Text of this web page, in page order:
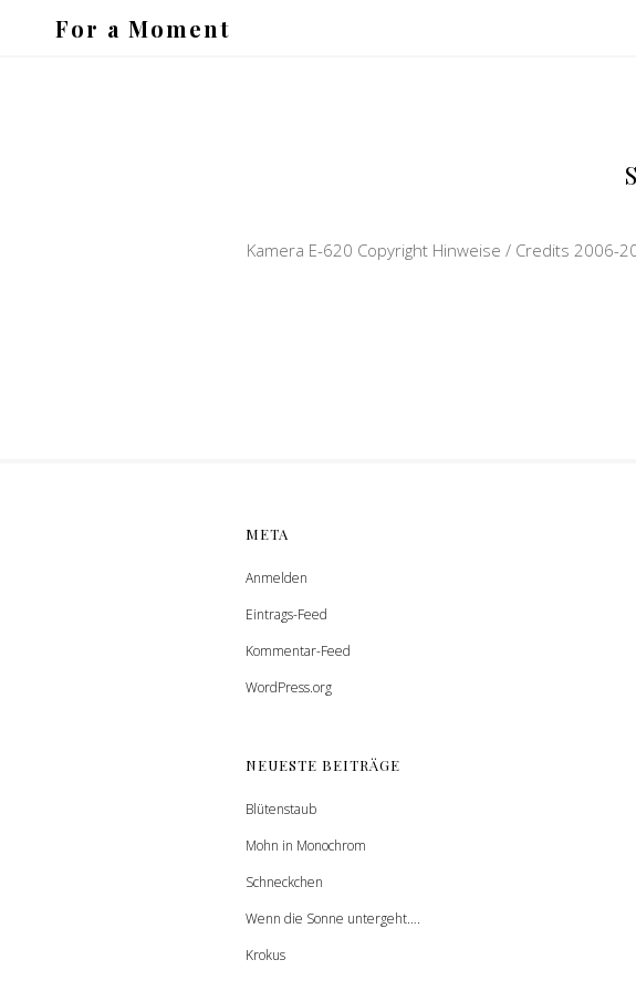
For a Moment
Kamera E-620 Copyright Hinweise / Credits
META
Anmelden
Eintrags-Feed
Kommentar-Feed
WordPress.org
NEUESTE BEITRÄGE
Blütenstaub
Mohn in Monochrom
Schneckchen
Wenn die Sonne untergeht….
Krokus